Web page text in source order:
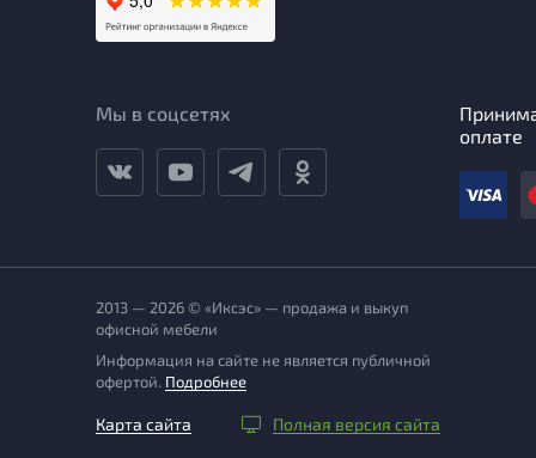
Мы в соцсетях
оплате
2013 — 2026 © «Иксэс» — продажа и выкуп
офисной мебели
Информация на сайте не является публичной
офертой. Подробнее
Карта сайта Полная версия сайта